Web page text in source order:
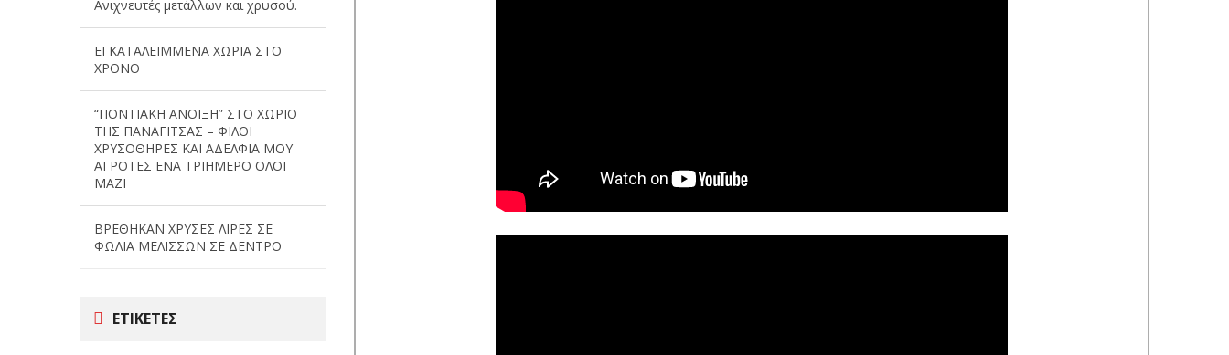
Ανιχνευτές μετάλλων και χρυσού.
ΕΓΚΑΤΑΛΕΙΜΜΕΝΑ ΧΩΡΙΑ ΣΤΟ
ΧΡΟΝΟ
“ΠΟΝΤΙΑΚΗ ΑΝΟΙΞΗ” ΣΤΟ ΧΩΡΙΟ
ΤΗΣ ΠΑΝΑΓΙΤΣΑΣ – ΦΙΛΟΙ
ΧΡΥΣΟΘΗΡΕΣ ΚΑΙ ΑΔΕΛΦΙΑ ΜΟΥ
ΑΓΡΟΤΕΣ ΕΝΑ ΤΡΙΗΜΕΡΟ ΟΛΟΙ
ΜΑΖΙ
ΒΡΕΘΗΚΑΝ ΧΡΥΣΕΣ ΛΙΡΕΣ ΣΕ
ΦΩΛΙΑ ΜΕΛΙΣΣΩΝ ΣΕ ΔΕΝΤΡΟ
ΕΤΙΚΈΤΕΣ